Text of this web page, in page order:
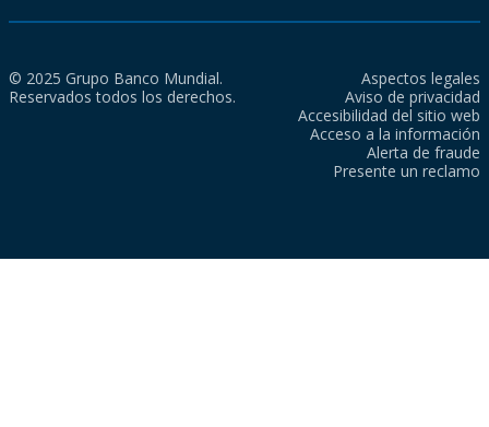
© 2025 Grupo Banco Mundial.
Reservados todos los derechos.
Aspectos legales
Aviso de privacidad
Accesibilidad del sitio web
Acceso a la información
Alerta de fraude
Presente un reclamo